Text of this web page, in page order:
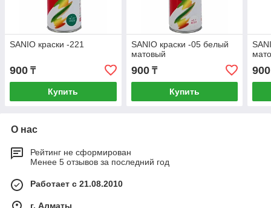
SANIO краски -221
900 ₸
Купить
SANIO краски -05 белый
матовый
900₸
Купить
900
О нас
Рейтинг не сформирован
Менее 5 отзывов за последний год
Работает с 21.08.2010
г. Алматы